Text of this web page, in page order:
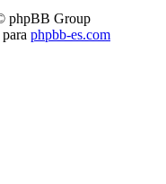
phpBB Group
para phpbb-es.com